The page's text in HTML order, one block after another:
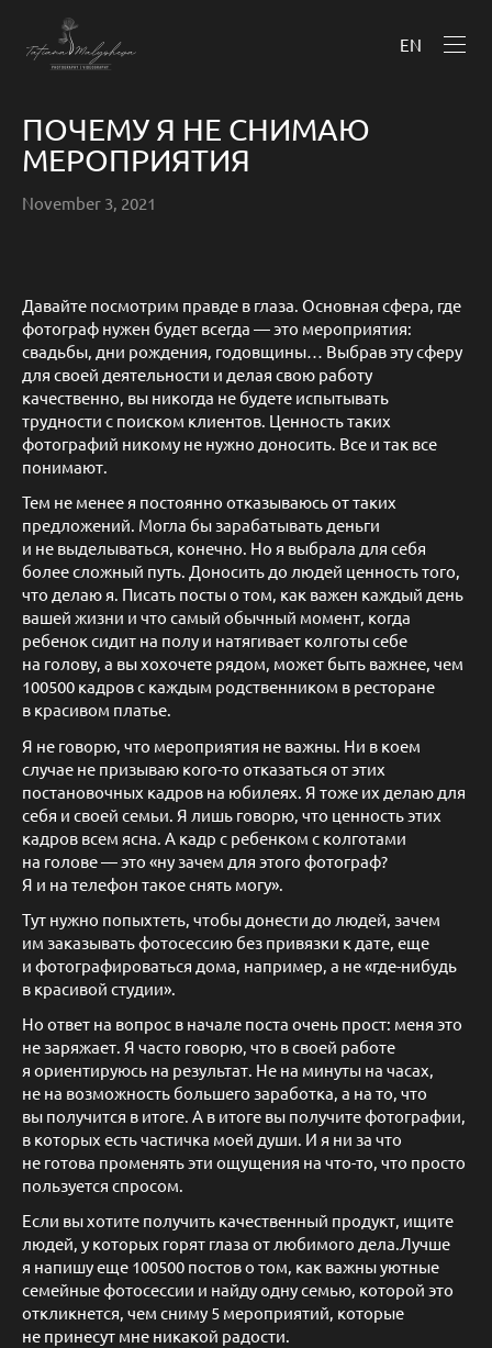
EN
ПОЧЕМУ Я НЕ СНИМАЮ
МЕРОПРИЯТИЯ
November 3, 2021
Давайте посмотрим правде в глаза. Основная сфера, где
фотограф нужен будет всегда — это мероприятия:
свадьбы, дни рождения, годовщины… Выбрав эту сферу
для своей деятельности и делая свою работу
качественно, вы никогда не будете испытывать
трудности с поиском клиентов. Ценность таких
фотографий никому не нужно доносить. Все и так все
понимают.
Тем не менее я постоянно отказываюсь от таких
предложений. Могла бы зарабатывать деньги
и не выделываться, конечно. Но я выбрала для себя
более сложный путь. Доносить до людей ценность того,
что делаю я. Писать посты о том, как важен каждый день
вашей жизни и что самый обычный момент, когда
ребенок сидит на полу и натягивает колготы себе
на голову, а вы хохочете рядом, может быть важнее, чем
100500 кадров с каждым родственником в ресторане
в красивом платье.
Я не говорю, что мероприятия не важны. Ни в коем
случае не призываю кого-то отказаться от этих
постановочных кадров на юбилеях. Я тоже их делаю для
себя и своей семьи. Я лишь говорю, что ценность этих
кадров всем ясна. А кадр с ребенком с колготами
на голове — это «ну зачем для этого фотограф?
Я и на телефон такое снять могу».
Тут нужно попыхтеть, чтобы донести до людей, зачем
им заказывать фотосессию без привязки к дате, еще
и фотографироваться дома, например, а не «где-нибудь
в красивой студии».
Но ответ на вопрос в начале поста очень прост: меня это
не заряжает. Я часто говорю, что в своей работе
я ориентируюсь на результат. Не на минуты на часах,
не на возможность большего заработка, а на то, что
вы получится в итоге. А в итоге вы получите фотографии,
в которых есть частичка моей души. И я ни за что
не готова променять эти ощущения на что-то, что просто
пользуется спросом.
Если вы хотите получить качественный продукт, ищите
людей, у которых горят глаза от любимого дела.Лучше
я напишу еще 100500 постов о том, как важны уютные
семейные фотосессии и найду одну семью, которой это
откликнется, чем сниму 5 мероприятий, которые
не принесут мне никакой радости.